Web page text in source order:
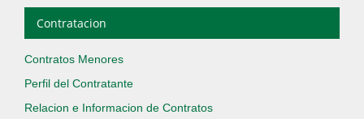
Contratacion
Contratos Menores
Perfil del Contratante
Relacion e Informacion de Contratos